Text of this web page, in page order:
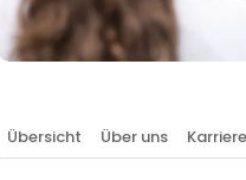
Übersicht Über uns Karriere